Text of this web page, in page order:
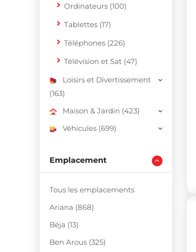
Ordinateurs (100)
Tablettes (17)
Téléphones (226)
Télévision et Sat (47)
Loisirs et Divertissement
(163)
Maison & Jardin (423)
Véhicules (699)
Emplacement
Tous les emplacements
Ariana (868)
Béja (13)
Ben Arous (325)